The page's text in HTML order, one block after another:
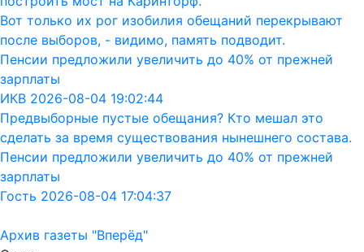
Вот только их рог изобилия обещаний перекрывают
после выборов, - видимо, память подводит.
Пенсии предложили увеличить до 40% от прежней
зарплаты
ИКВ 2026-08-04 19:02:44
Предвыборные пустые обещания? Кто мешал это
сделать за время существования нынешнего состава.
Пенсии предложили увеличить до 40% от прежней
зарплаты
Гость 2026-08-04 17:04:37
Архив газеты "Вперёд"